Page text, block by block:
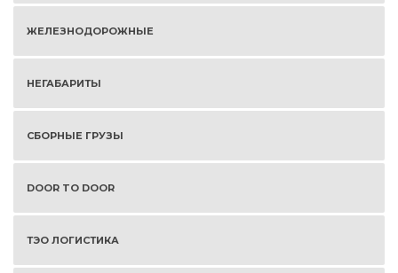
ЖЕЛЕЗНОДОРОЖНЫЕ
НЕГАБАРИТЫ
СБОРНЫЕ ГРУЗЫ
DOOR TO DOOR
ТЭО ЛОГИСТИКА